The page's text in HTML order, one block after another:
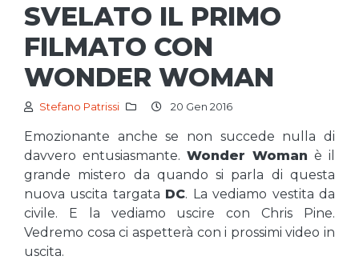
SVELATO IL PRIMO
FILMATO CON
WONDER WOMAN
Stefano Patrissi 20 Gen 2016
Emozionante anche se non succede nulla di
davvero entusiasmante. Wonder Woman è il
grande mistero da quando si parla di questa
nuova uscita targata DC. La vediamo vestita da
civile. E la vediamo uscire con Chris Pine.
Vedremo cosa ci aspetterà con i prossimi video in
uscita.